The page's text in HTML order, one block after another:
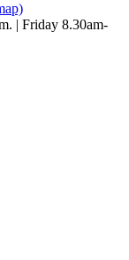
| Friday 8.30am-